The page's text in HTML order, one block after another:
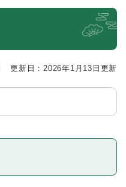
更新日：2026年1月13日更新